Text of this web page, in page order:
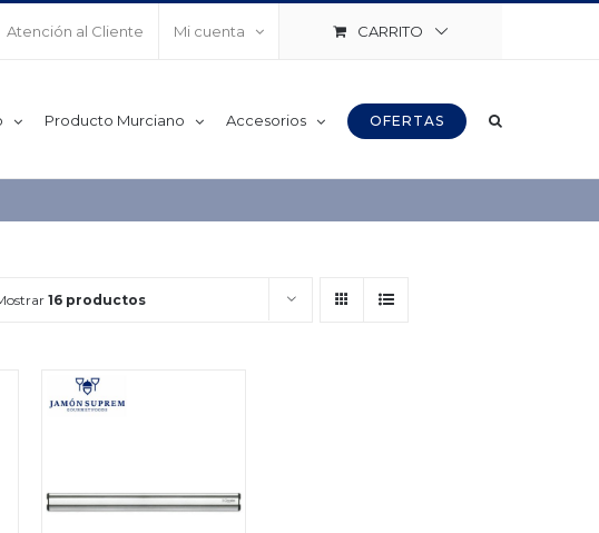
Atención al Cliente Mi cuenta CARRITO
Producto Murciano Accesorios OFERTAS
16 productos